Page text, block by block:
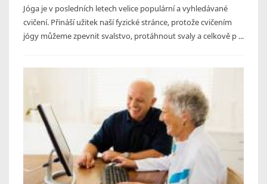
Jóga je v posledních letech velice populární a vyhledávané
cvičení. Přináší užitek naší fyzické stránce, protože cvičením
jógy můžeme zpevnit svalstvo, protáhnout svaly a celkově p ...